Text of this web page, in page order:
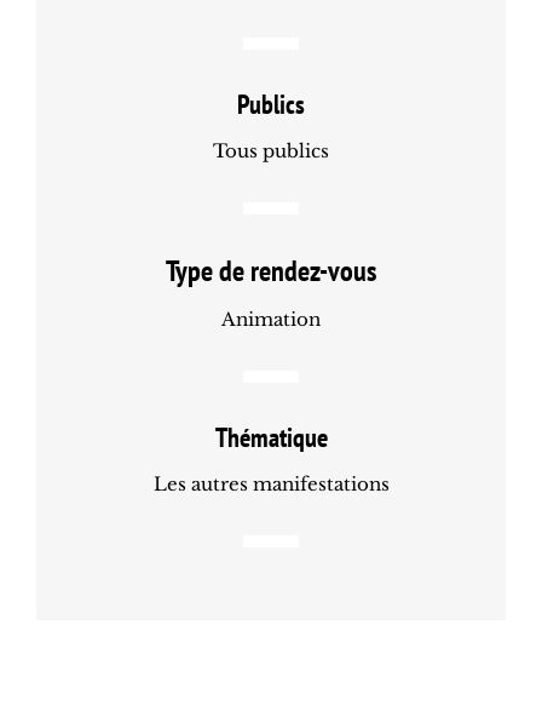
Publics
Tous publics
Type de rendez-vous
Animation
Thématique
Les autres manifestations